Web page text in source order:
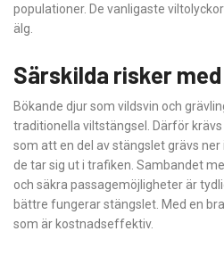
populationer. De vanligaste
älg.
Särskilda risker
Bökande djur som vildsvin och
traditionella viltstängsel. Därför
som att en del av stängslet grävs
de tar sig ut i trafiken. Sambandet
och säkra passagemöjligheter är
bättre fungerar stängslet. Med en
som är kostnadseffektiv.